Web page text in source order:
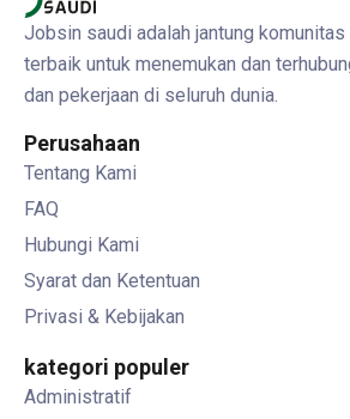
Jobsin saudi adalah jantung
terbaik untuk menemukan dan
dan pekerjaan di seluruh dunia.
Perusahaan
Tentang Kami
FAQ
Hubungi Kami
Syarat dan Ketentuan
Privasi & Kebijakan
kategori populer
Administratif